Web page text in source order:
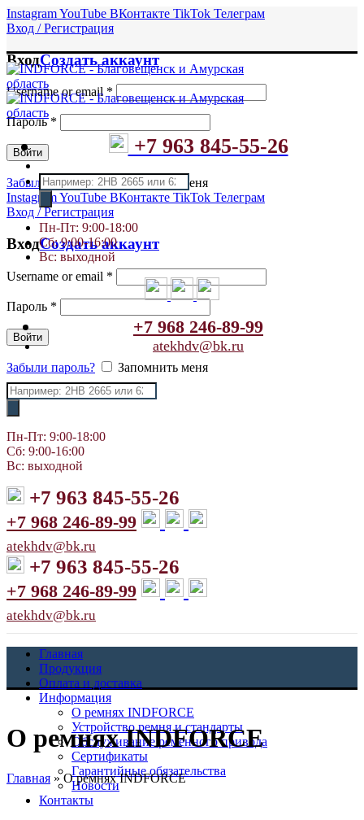
InstagramYouTube ВКонтакте TikTok Телеграм
Вход / Регистрация
ВходСоздать аккаунт
Username or email *
Пароль*
Войти
Забыли пароль?
Запомнить меня
InstagramYouTube ВКонтакте TikTok Телеграм
Вход / Регистрация
ВходСоздать аккаунт
Username or email *
Пароль *
Войти
Забыли пароль? Запомнить меня
+7 963 845-55-26
Поиск
товаров
Пн-Пт: 9:00-18:00
Сб: 9:00-16:00
Вс: выходной
+7 968 246-89-99
atekhdv@bk.ru
Поиск
товаров
Пн-Пт: 9:00-18:00
Сб: 9:00-16:00
Вс: выходной
+7 963 845-55-26
+7 968 246-89-99
atekhdv@bk.ru
+7 963 845-55-26
+7 968 246-89-99
atekhdv@bk.ru
Главная
Продукция
Оплата и доставка
Информация
О ремнях INDFORCE
Устройство ремня и стандарты
Обслуживание ременного привода
Сертификаты
Гарантийные обязательства
Новости
Контакты
О ремнях INDFORCE
Главная »О ремнях INDFORCE